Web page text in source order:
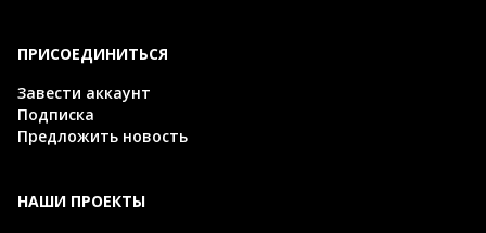
ПРИСОЕДИНИТЬСЯ
Завести аккаунт
Подписка
Предложить новость
НАШИ ПРОЕКТЫ